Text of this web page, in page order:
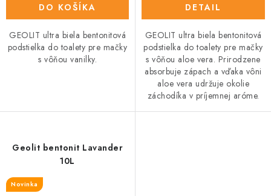
DO KOŠÍKA
GEOLIT ultra biela bentonitová
podstielka do toalety pre mačky
s vôňou vanilky.
DETAIL
GEOLIT ultra biela bentonitová
podstielka do toalety pre mačky
s vôňou aloe vera. Prirodzene
absorbuje zápach a vďaka vôni
aloe vera udržuje okolie
záchodíka v príjemnej aróme.
Geolit bentonit Lavander
10L
Novinka